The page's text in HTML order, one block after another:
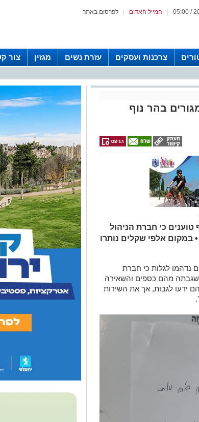
לפרסום באתר המייל האדום
צרכנות ועסקים עזרת נשים מגזין
צור
בהר נוף
טוענים כי חברת הניהול
אלפי שקלים נותרו
נדהמו לגלות כי חברת
שגבתה מהם כספים והשאירה
"את הכסף הם ידעו לגבות, אך את השירות